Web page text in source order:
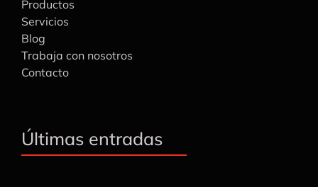
Productos
Servicios
Blog
Trabaja con nosotros
Contacto
Últimas entradas